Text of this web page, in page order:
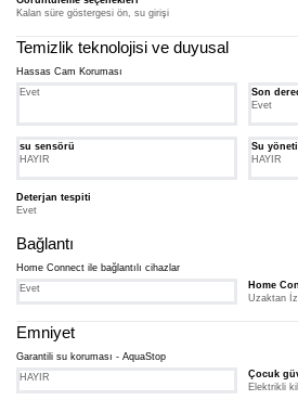
Kalan süre göstergesi ön, su girişi
Temizlik teknolojisi ve duyusal
Hassas Cam Koruması
Evet
Son
Evet
su sensörü
HAYIR
Su
HAYIR
Deterjan tespiti
Evet
Bağlantı
Home Connect ile bağlantılı cihazlar
Evet
Home
Uzaktan
Emniyet
Garantili su koruması - AquaStop
HAYIR
Çocuk
Elektrikli